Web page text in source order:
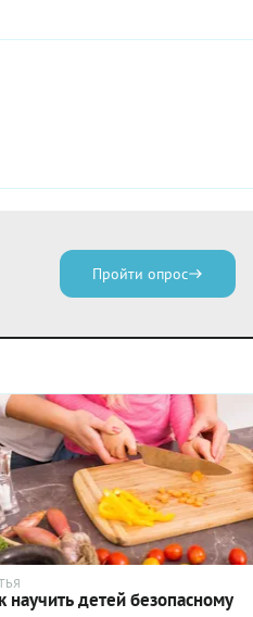
Пройти опрос
научить детей безопасному